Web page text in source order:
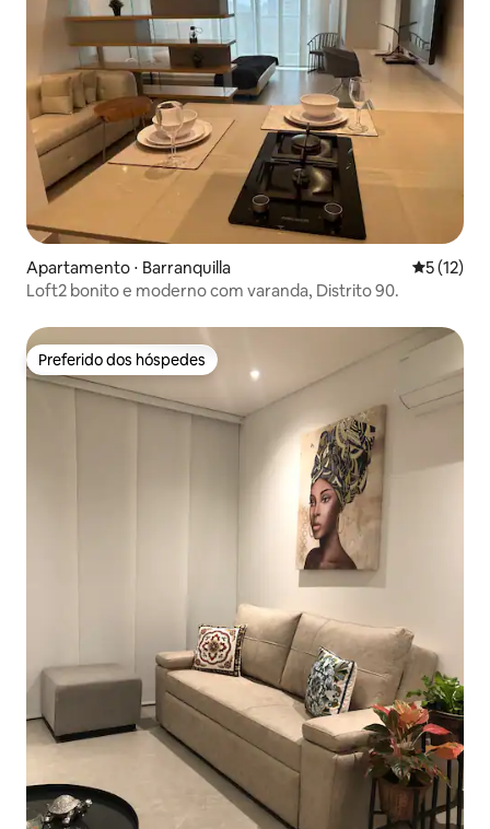
Apartamento ⋅ Barranquilla 5 de uma
5 (12)
Loft2 bonito e moderno com varanda, Distrito 90.
Preferido dos hóspedes
Preferido dos hóspedes